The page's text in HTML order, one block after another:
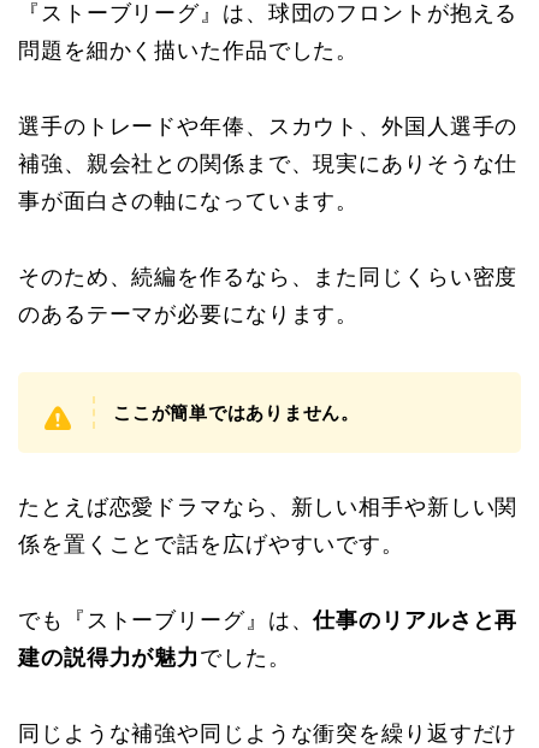
『ストーブリーグ』は、球団のフロントが抱える
問題を細かく描いた作品でした。
選手のトレードや年俸、スカウト、外国人選手の
補強、親会社との関係まで、現実にありそうな仕
事が面白さの軸になっています。
そのため、続編を作るなら、また同じくらい密度
のあるテーマが必要になります。
ここが簡単ではありません。
たとえば恋愛ドラマなら、新しい相手や新しい関
係を置くことで話を広げやすいです。
でも『ストーブリーグ』は、仕事のリアルさと再
建の説得力が魅力 でした。
同じような補強や同じような衝突を繰り返すだけ